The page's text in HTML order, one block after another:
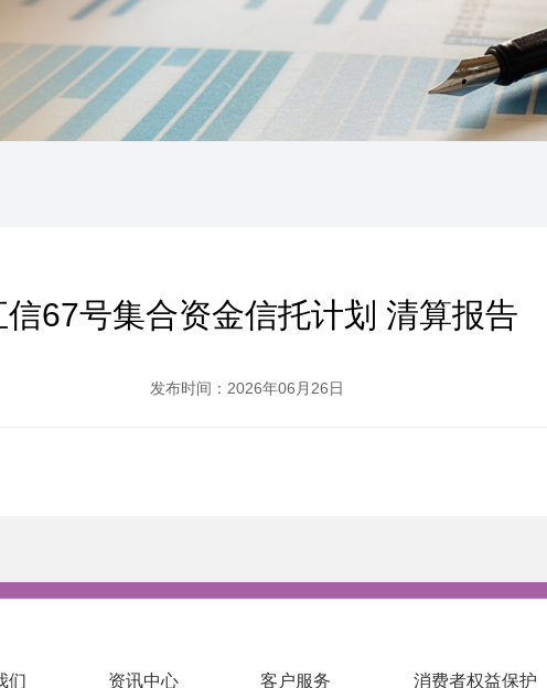
信67号集合资金信托计划 清算报告
发布时间：2026年06月26日
们 资讯中心 客户服务 消费者权益保护